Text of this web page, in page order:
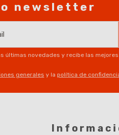
newsletter
últimas novedades y recibe las mejores
generales y la política de